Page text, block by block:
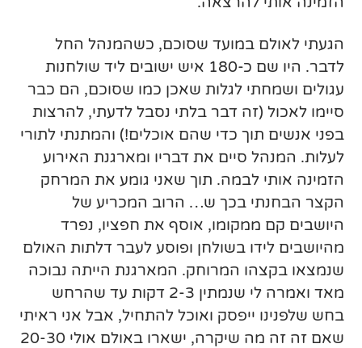
הגעתי לאולם במועד שסוכם, כשהמנהל החל
לדבר. היו שם כ-180 איש ישובים ליד שולחנות
עגולים ושמחתי לגלות שאכן כמו שסוכם, הם כבר
סיימו לאכול (זה דבר בלתי נסבל לדעתי, להרצות
בפני אנשים תוך כדי שהם אוכלים!) והמתנתי לתורי
לעלות. המנהל סיים את דבריו ומארגנת האירוע
הזמינה אותי לבמה. תוך שאני גומע את המרחק
הקצר הבחנתי בכך ש… הרוב המכריע של
היושבים קם ממקומו, אוסף את חפציו, נפרד
מהיושבים לידו בשולחן ופוסע לעבר דלתות האולם
שנמצאו בקצהו המרוחק. המארגנת הייתה נבוכה
מאד ואמרה לי שנמתין 2-3 דקות עד שהרחש
בחש שלפנינו ייפסק ואוכל להתחיל, אבל אני ראיתי
שאם זה זה מה שיקרה, ישארו באולם אולי 20-30